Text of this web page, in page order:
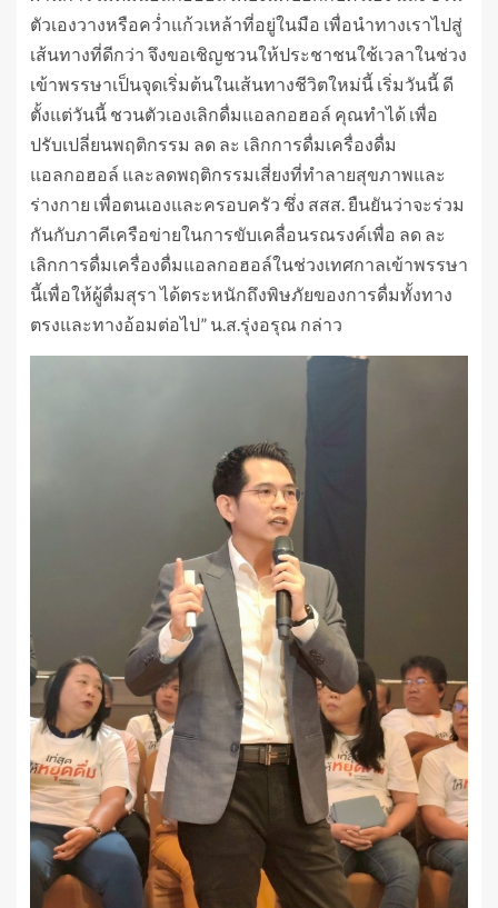
ตัวเองวางหรือคว่ำแก้วเหล้าที่อยู่ในมือ เพื่อนำทางเราไปสู่
เส้นทางที่ดีกว่า จึงขอเชิญชวนให้ประชาชนใช้เวลาในช่วง
เข้าพรรษาเป็นจุดเริ่มต้นในเส้นทางชีวิตใหม่นี้ เริ่มวันนี้ ดี
ตั้งแต่วันนี้ ชวนตัวเองเลิกดื่มแอลกอฮอล์ คุณทำได้ เพื่อ
ปรับเปลี่ยนพฤติกรรม ลด ละ เลิกการดื่มเครื่องดื่ม
แอลกอฮอล์ และลดพฤติกรรมเสี่ยงที่ทำลายสุขภาพและ
ร่างกาย เพื่อตนเองและครอบครัว ซึ่ง สสส. ยืนยันว่าจะร่วม
กันกับภาคีเครือข่ายในการขับเคลื่อนรณรงค์เพื่อ ลด ละ
เลิกการดื่มเครื่องดื่มแอลกอฮอล์ในช่วงเทศกาลเข้าพรรษา
นี้เพื่อให้ผู้ดื่มสุรา ได้ตระหนักถึงพิษภัยของการดื่มทั้งทาง
ตรงและทางอ้อมต่อไป” น.ส.รุ่งอรุณ กล่าว